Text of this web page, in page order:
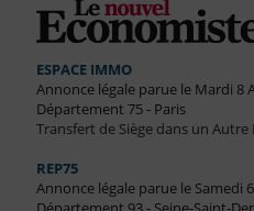
ESPACE IMMO
Annonce légale parue le Mardi 8
Département 75 - Paris
Transfert de Siège dans un
REP75
Annonce légale parue le Samedi